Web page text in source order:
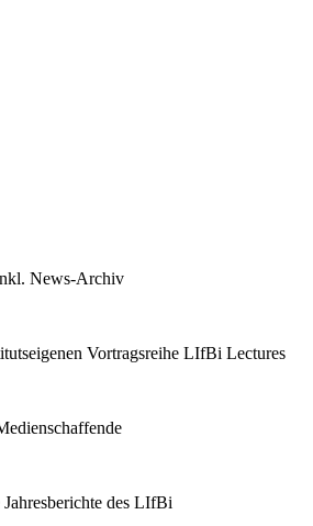
News-Archiv
Vortragsreihe LIfBi Lectures
des LIfBi